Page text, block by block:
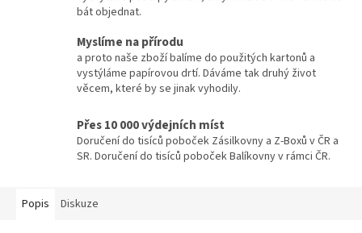
bát objednat.
Myslíme na přírodu
a proto naše zboží balíme do použitých kartonů a
vystýláme papírovou drtí. Dáváme tak druhý život
věcem, které by se jinak vyhodily.
Přes 10 000 výdejních míst
Doručení do tisíců poboček Zásilkovny a Z-Boxů v ČR a
SR. Doručení do tisíců poboček Balíkovny v rámci ČR.
Popis Diskuze